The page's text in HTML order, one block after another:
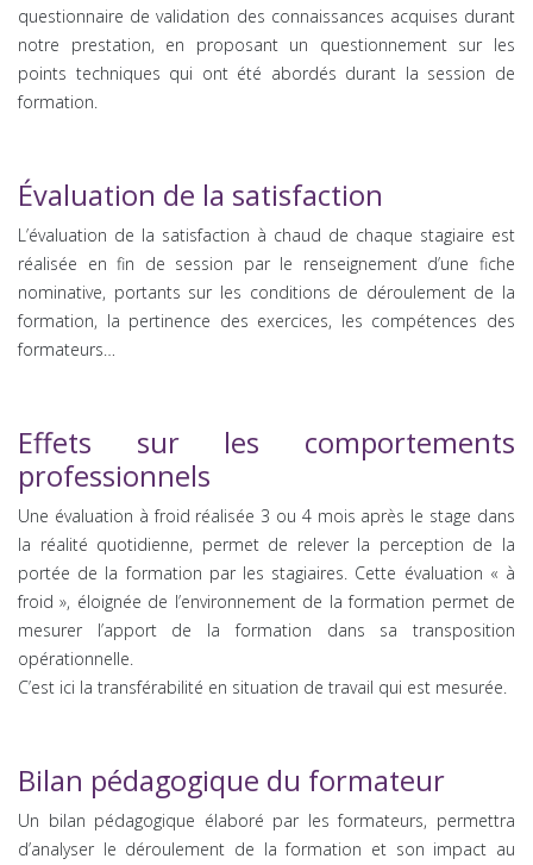
questionnaire de validation des connaissances acquises durant
notre prestation, en proposant un questionnement sur les
points techniques qui ont été abordés durant la session de
formation.
Évaluation de la satisfaction
L’évaluation de la satisfaction à chaud de chaque stagiaire est
réalisée en fin de session par le renseignement d’une fiche
nominative, portants sur les conditions de déroulement de la
formation, la pertinence des exercices, les compétences des
formateurs…
Effets sur les comportements
professionnels
Une évaluation à froid réalisée 3 ou 4 mois après le stage dans
la réalité quotidienne, permet de relever la perception de la
portée de la formation par les stagiaires. Cette évaluation « à
froid », éloignée de l’environnement de la formation permet de
mesurer l’apport de la formation dans sa transposition
opérationnelle.
C’est ici la transférabilité en situation de travail qui est mesurée.
Bilan pédagogique du formateur
Un bilan pédagogique élaboré par les formateurs, permettra
d’analyser le déroulement de la formation et son impact au